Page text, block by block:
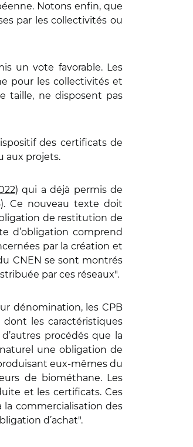
Notons enfin, que
par les collectivités ou
un vote favorable. Les
pour les collectivités et
taille, ne disposent pas
des certificats de
aux projets.
) qui a déjà permis de
Ce nouveau texte doit
de restitution de
d’obligation comprend
par la création et
CNEN se sont montrés
par ces réseaux".
dénomination, les CPB
dont les caractéristiques
procédés que la
une obligation de
eux-mêmes du
de biométhane. Les
et les certificats. Ces
commercialisation des
d’achat".